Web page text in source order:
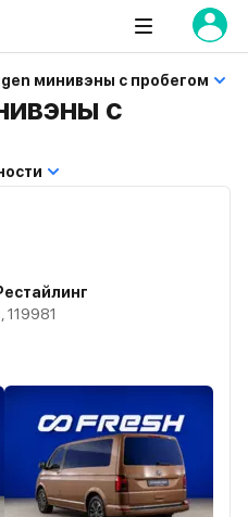
минивэны с пробегом
с
119981